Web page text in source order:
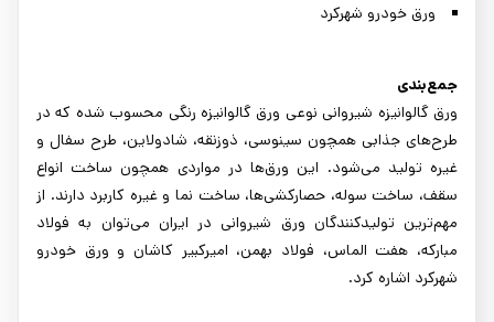
ورق خودرو شهرکرد
جمع‌بندی
ورق گالوانیزه شیروانی نوعی ورق گالوانیزه رنگی محسوب شده که در
طرح‌های جذابی همچون سینوسی، ذوزنقه، شادولاین، طرح سفال و
غیره تولید می‌شود. این ورق‌ها در مواردی همچون ساخت انواع
سقف، ساخت سوله، حصارکشی‌ها، ساخت نما و غیره کاربرد دارند. از
مهم‌ترین تولیدکنندگان ورق شیروانی در ایران می‌توان به فولاد
مبارکه، هفت الماس، فولاد بهمن، امیرکبیر کاشان و ورق خودرو
شهرکرد اشاره کرد.